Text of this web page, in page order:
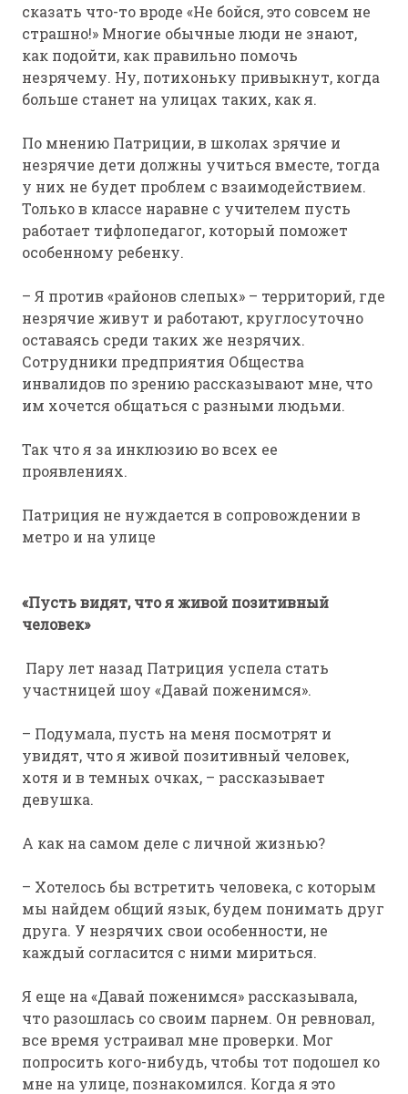
сказать что-то вроде «Не бойся, это совсем не
страшно!» Многие обычные люди не знают,
как подойти, как правильно помочь
незрячему. Ну, потихоньку привыкнут, когда
больше станет на улицах таких, как я.
По мнению Патриции, в школах зрячие и
незрячие дети должны учиться вместе, тогда
у них не будет проблем с взаимодействием.
Только в классе наравне с учителем пусть
работает тифлопедагог, который поможет
особенному ребенку.
– Я против «районов слепых» – территорий, где
незрячие живут и работают, круглосуточно
оставаясь среди таких же незрячих.
Сотрудники предприятия Общества
инвалидов по зрению рассказывают мне, что
им хочется общаться с разными людьми.
Так что я за инклюзию во всех ее
проявлениях.
Патриция не нуждается в сопровождении в
метро и на улице
«Пусть видят, что я живой позитивный
человек»
Пару лет назад Патриция успела стать
участницей шоу «Давай поженимся».
– Подумала, пусть на меня посмотрят и
увидят, что я живой позитивный человек,
хотя и в темных очках, – рассказывает
девушка.
А как на самом деле с личной жизнью?
– Хотелось бы встретить человека, с которым
мы найдем общий язык, будем понимать друг
друга. У незрячих свои особенности, не
каждый согласится с ними мириться.
Я еще на «Давай поженимся» рассказывала,
что разошлась со своим парнем. Он ревновал,
все время устраивал мне проверки. Мог
попросить кого-нибудь, чтобы тот подошел ко
мне на улице, познакомился. Когда я это